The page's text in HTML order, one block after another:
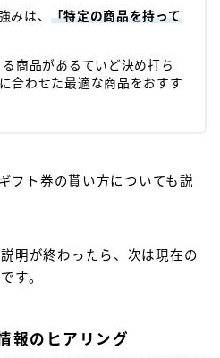
みは、 「特定の商品を持って
商品があるていど決め打ち
合わせた最適な商品をおすす
フト券の貰い方についても説
明が終わったら、次は現在の
す。
報のヒアリング